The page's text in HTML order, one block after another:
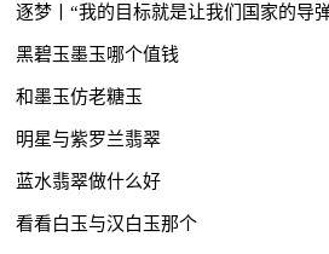
逐梦丨“我的目标就是让我们国家的导
黑碧玉墨玉哪个值钱
和墨玉仿老糖玉
明星与紫罗兰翡翠
蓝水翡翠做什么好
看看白玉与汉白玉那个